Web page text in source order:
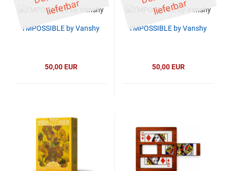
ar
I'MPOSSIBLE by Vanshy
50,00 EUR
ar
I'MPOSSIBLE by Vanshy
50,00 EUR